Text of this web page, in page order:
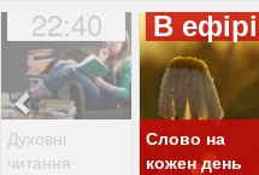
22:40
Духовні
читання
В ефірі
Слово на
кожен день